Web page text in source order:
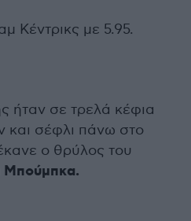
Κέντρικς με 5.95.
ήταν σε τρελά κέφια
και σέφλι πάνω στο
ο θρύλος του
Μπούμπκα.